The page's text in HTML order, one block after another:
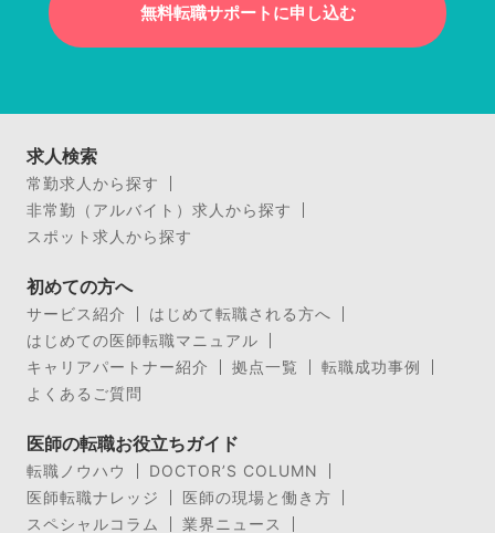
無料転職サポートに申し込む
求人検索
常勤求人から探す
非常勤（アルバイト）求人から探す
スポット求人から探す
初めての方へ
サービス紹介
はじめて転職される方へ
はじめての医師転職マニュアル
キャリアパートナー紹介
拠点一覧
転職成功事例
よくあるご質問
医師の転職お役立ちガイド
転職ノウハウ
DOCTOR’S COLUMN
医師転職ナレッジ
医師の現場と働き方
スペシャルコラム
業界ニュース